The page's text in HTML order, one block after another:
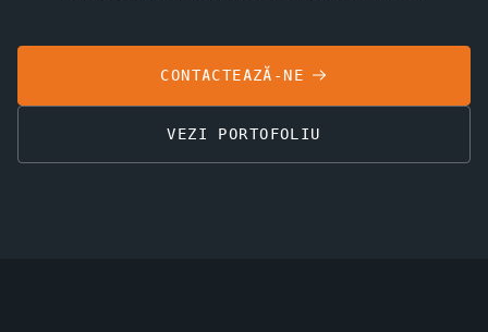
CONTACTEAZĂ-NE
VEZI PORTOFOLIU